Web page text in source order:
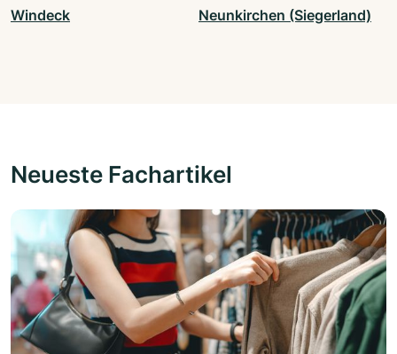
Windeck Neunkirchen (Siegerland)
Neueste Fachartikel